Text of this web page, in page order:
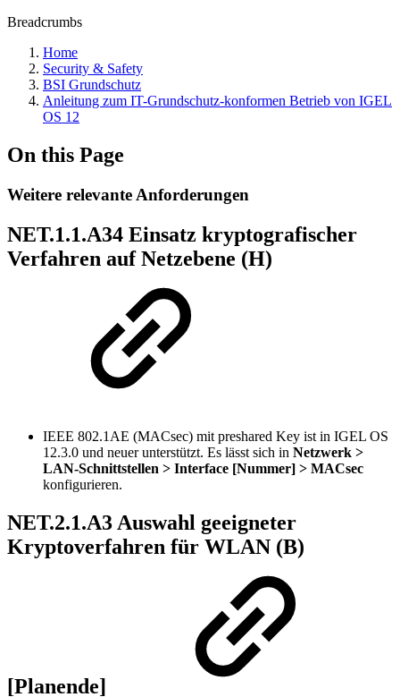
Breadcrumbs
Home
Security & Safety
BSI Grundschutz
Anleitung zum IT-Grundschutz-konformen Betrieb von IGEL
OS 12
On this Page
Weitere relevante Anforderungen
NET.1.1.A34 Einsatz kryptografischer
Verfahren auf Netzebene (H)
IEEE 802.1AE (MACsec) mit preshared Key ist in IGEL OS
12.3.0 und neuer unterstützt. Es lässt sich in Netzwerk >
LAN-Schnittstellen > Interface [Nummer] > MACsec
konfigurieren.
NET.2.1.A3 Auswahl geeigneter
Kryptoverfahren für WLAN (B)
[Planende]